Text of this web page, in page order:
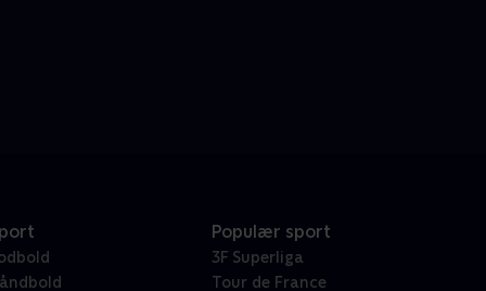
Populær sport
3F Superliga
Tour de France